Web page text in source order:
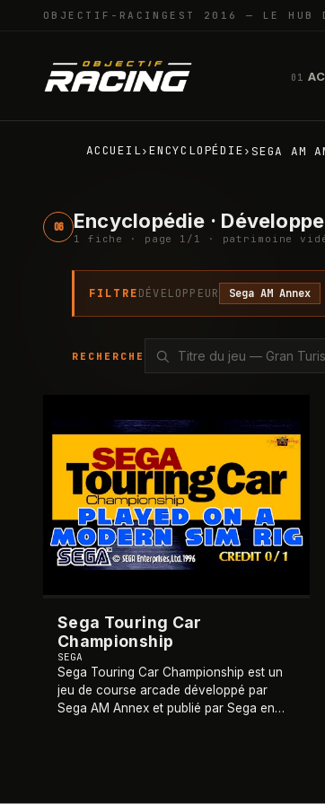
OBJECTIF-RACING EST 2016 — LE HUB
01
ACCUEIL›ENCYCLOPÉDIE›SEGA AM
06 Encyclopédie ·
1 fiche · page 1 / 1 · patrimoine
FILTREDÉVELOPPEUR Sega AM Annex
RECHERCHE
Sega Touring Car
Championship
SEGA
Sega Touring Car Championship est un
jeu de course arcade développé par
Sega AM Annex et publié par Sega en